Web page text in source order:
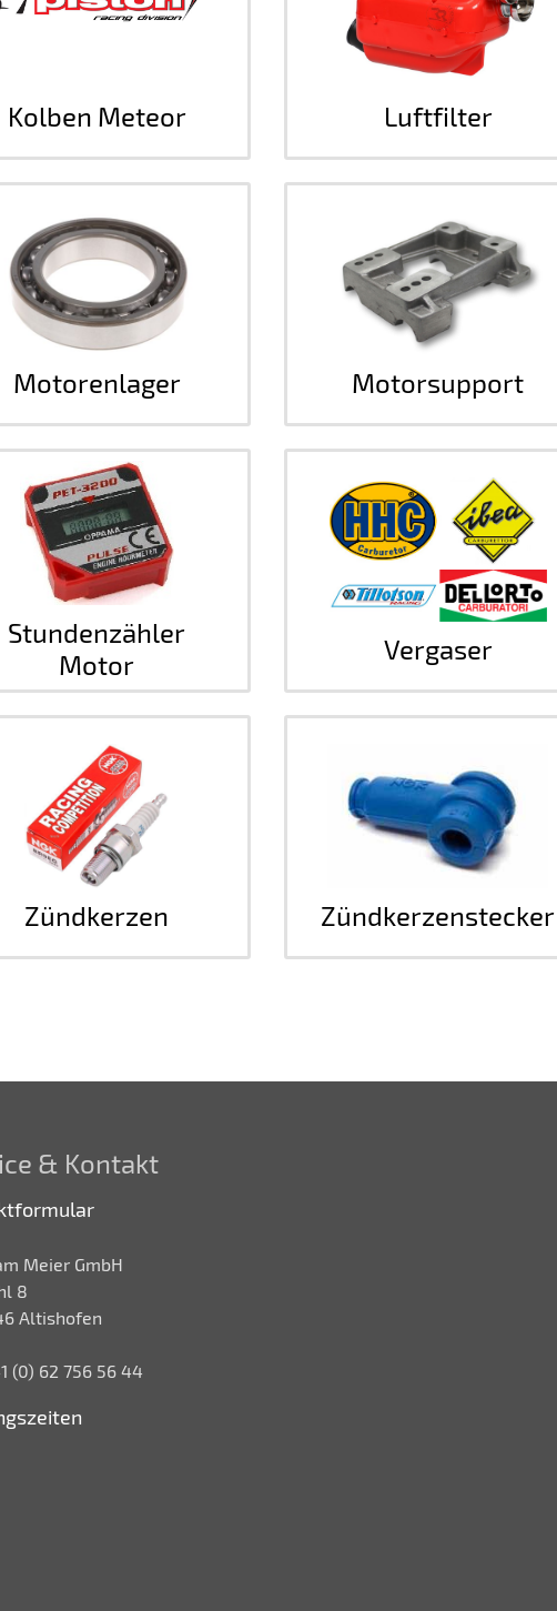
Kolben Meteor Luftfilter
Motorenlager Motorsupport
Stundenzähler
Motor
Vergaser
Zündkerzen Zündkerzenstecker
& Kontakt
Meier GmbH
8
Altishofen
(0) 62 756 56 44